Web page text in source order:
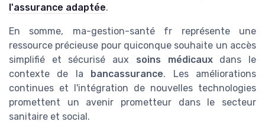
l'assurance adaptée.
En somme, ma-gestion-santé fr représente une
ressource précieuse pour quiconque souhaite un accès
simplifié et sécurisé aux soins médicauxdans le
contexte de la
bancassurance. Les améliorations
continues et l'intégration de nouvelles technologies
promettent un avenir prometteur dans le secteur
sanitaire et social.